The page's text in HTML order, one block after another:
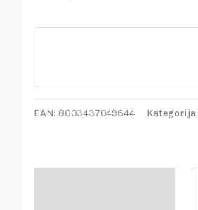
EAN: 8003437049644 Kategorija: